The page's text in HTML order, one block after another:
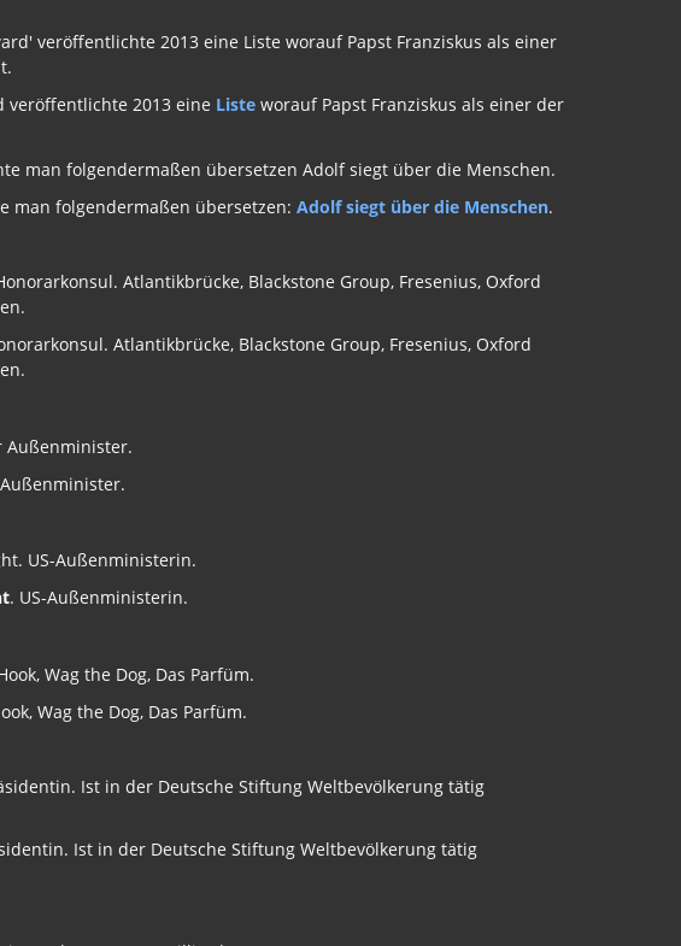
veröffentlichte 2013 eine Listeworauf Papst Franziskus als einer der
man folgendermaßen übersetzen: Adolf siegt über die Menschen.
Atlantikbrücke, Blackstone Group, Fresenius, Oxford
. US-Außenministerin.
Wag the Dog, Das Parfüm.
Ist in der Deutsche Stiftung Weltbevölkerung tätig